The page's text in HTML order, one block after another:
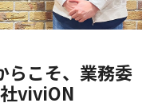
らこそ、業務委
viviON